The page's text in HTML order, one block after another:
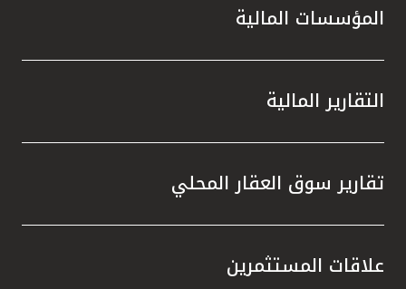
المؤسسات المالية
التقارير المالية
تقارير سوق العقار المحلي
علاقات المستثمرين